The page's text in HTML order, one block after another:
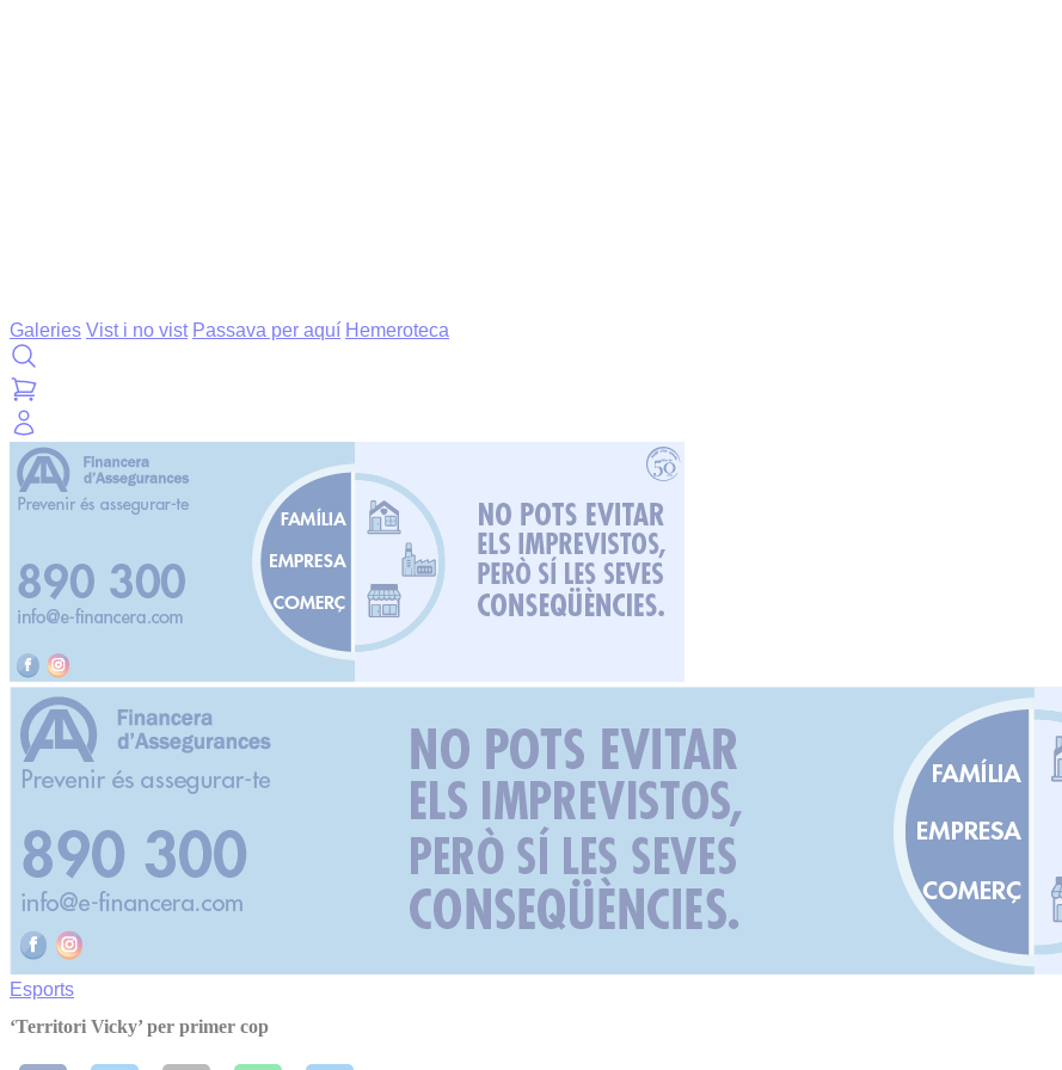
Galeries Vist i no vist Passava per aquí Hemeroteca
Esports
‘Territori Vicky’ per primer cop